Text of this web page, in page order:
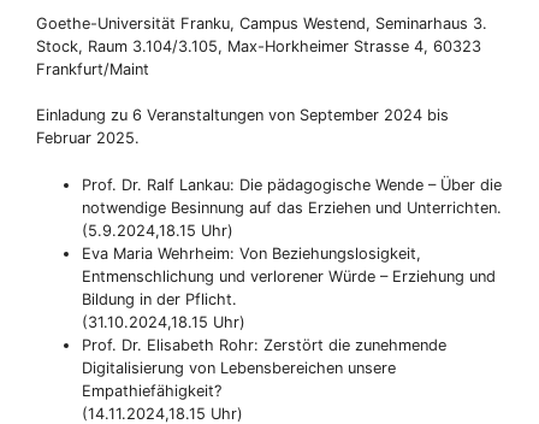
Goethe-Universität Franku, Campus Westend, Seminarhaus 3.
Stock, Raum 3.104/3.105, Max-Horkheimer Strasse 4, 60323
Frankfurt/Maint
Einladung zu 6 Veranstaltungen von September 2024 bis
Februar 2025.
Prof. Dr. Ralf Lankau: Die pädagogische Wende – Über die
notwendige Besinnung auf das Erziehen und Unterrichten.
(5.9.2024,18.15 Uhr)
Eva Maria Wehrheim: Von Beziehungslosigkeit,
Entmenschlichung und verlorener Würde – Erziehung und
Bildung in der Pflicht.
(31.10.2024,18.15 Uhr)
Prof. Dr. Elisabeth Rohr: Zerstört die zunehmende
Digitalisierung von Lebensbereichen unsere
Empathiefähigkeit?
(14.11.2024,18.15 Uhr)